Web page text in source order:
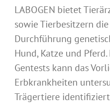
LABOGEN bietet
sowie Tierbesitzern
Durchführung
Hund, Katze und
Gentests kann das
Erbkrankheiten
Trägertiere